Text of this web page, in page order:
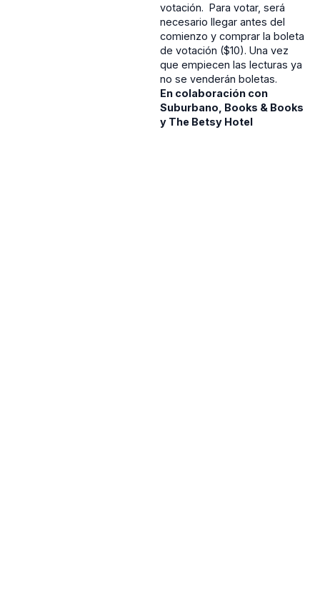
votación. Para votar, será
necesario llegar antes del
comienzo y comprar la boleta
de votación ($10). Una vez
que empiecen las lecturas ya
no se venderán boletas.
En colaboración con
Suburbano, Books & Books
y The Betsy Hotel